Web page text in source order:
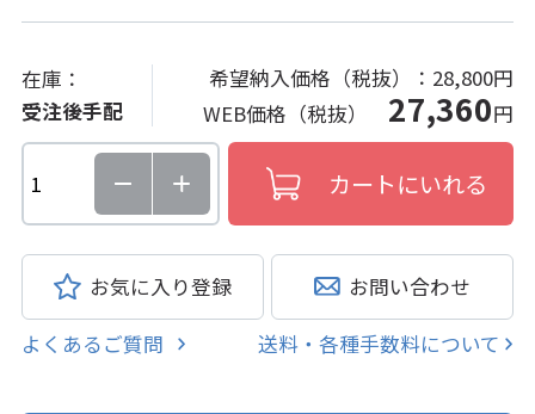
在庫：
受注後手配
希望納入価格（税抜）： 28,800円
WEB価格（税抜） 27,360円
お気に入り登録 お問い合わせ
よくあるご質問 送料・各種手数料について